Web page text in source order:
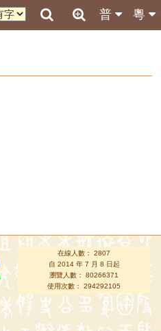
粵
普
在線人數： 2807
自 2014 年 7 月 8 日起
瀏覽人數： 80266371
使用次數： 294292105